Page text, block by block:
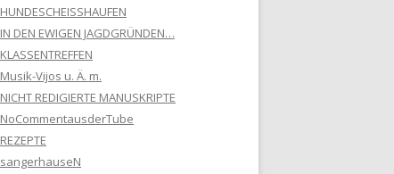
HUNDESCHEISSHAUFEN
IN DEN EWIGEN JAGDGRÜNDEN…
KLASSENTREFFEN
Musik-Vijos u. Ä. m.
NICHT REDIGIERTE MANUSKRIPTE
NoCommentausderTube
REZEPTE
sangerhauseN